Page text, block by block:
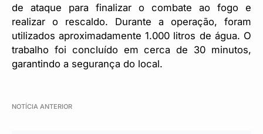
de ataque para finalizar o combate ao fogo e
realizar o rescaldo. Durante a operação, foram
utilizados aproximadamente 1.000 litros de água. O
trabalho foi concluído em cerca de 30 minutos,
garantindo a segurança do local.
NOTÍCIA ANTERIOR